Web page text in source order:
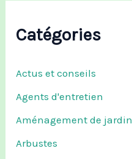
Catégories
Actus et conseils
Agents d'entretien
Aménagement de jardin
Arbustes